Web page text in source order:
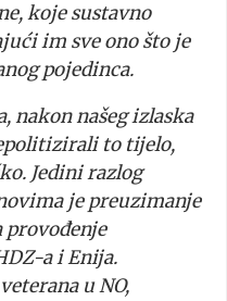
koje sustavno
im sve ono što je
pojedinca.
nakon našeg izlaska
to tijelo,
Jedini razlog
je preuzimanje
a i Enija.
u NO,